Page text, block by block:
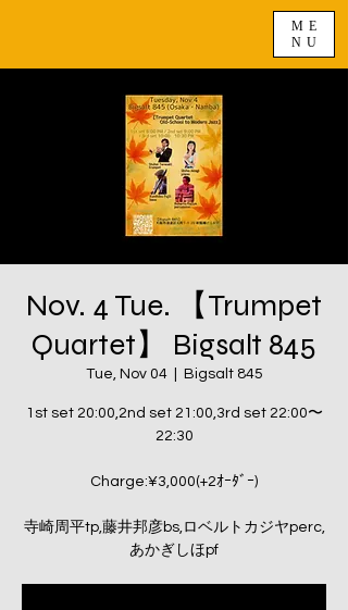
ME
NU
Nov. 4 Tue. 【Trumpet
Quartet】 Bigsalt 845
Tue, Nov 04
  |
Bigsalt 845
1st set 20:00,2nd set 21:00,3rd set 22:00〜
22:30
Charge:¥3,000(+2ｵｰﾀﾞｰ)
寺崎周平tp,藤井邦彦bs,ロベルトカジヤperc,
あかぎしほpf